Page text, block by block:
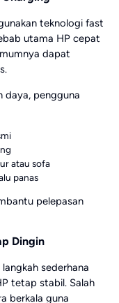
teknologi fast
utama HP cepat
dapat
daya, pengguna
atau sofa
panas
pelepasan
Dingin
sederhana
tetap stabil. Salah
berkala guna